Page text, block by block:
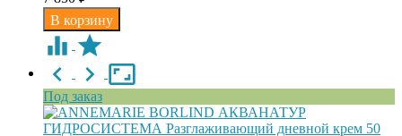
Под заказ